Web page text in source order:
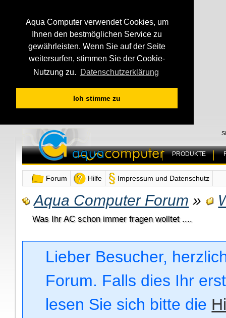
Aqua Computer verwendet Cookies, um
Ihnen den bestmöglichen Service zu
gewährleisten. Wenn Sie auf der Seite
weitersurfen, stimmen Sie der Cookie-
Nutzung zu.
Datenschutzerklärung
Ich stimme zu
PRODUKTE
Forum Hilfe Impressum und Datenschutz
Aqua Computer Forum »
Was Ihr AC schon immer fragen wolltet ....
Lieber Besucher,
Forum. Falls dies Ihr
lesen Sie sich bitte die